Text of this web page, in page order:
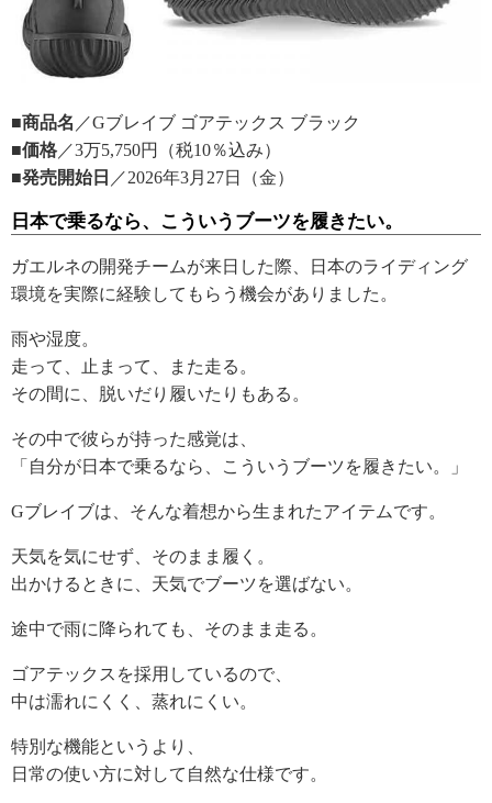
■商品名 ／Gブレイブ ゴアテックス ブラック
■価格 ／3万5,750円（税10％込み）
■発売開始日 ／2026年3月27日（金）
日本で乗るなら、こういうブーツを履きたい。
ガエルネの開発チームが来日した際、日本のライディング
環境を実際に経験してもらう機会がありました。
雨や湿度。
走って、止まって、また走る。
その間に、脱いだり履いたりもある。
その中で彼らが持った感覚は、
「自分が日本で乗るなら、こういうブーツを履きたい。」
Gブレイブは、そんな着想から生まれたアイテムです。
天気を気にせず、そのまま履く。
出かけるときに、天気でブーツを選ばない。
途中で雨に降られても、そのまま走る。
ゴアテックスを採用しているので、
中は濡れにくく、蒸れにくい。
特別な機能というより、
日常の使い方に対して自然な仕様です。